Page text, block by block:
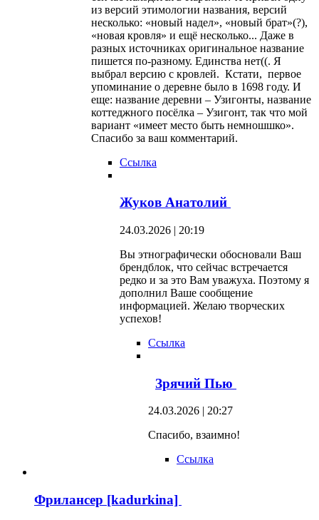
из версий этимологии названия, версий
несколько: «новый надел», «новый брат»(?),
«новая кровля» и ещё несколько... Даже в
разных источниках оригинальное название
пишется по-разному. Единства нет((. Я
выбрал версию с кровлей. Кстати, первое
упоминание о деревне было в 1698 году. И
еще: название деревни – Узигонты, название
коттеджного посёлка – Узигонт, так что мой
вариант «имеет место быть немношшко».
Спасибо за ваш комментарий.
Ссылка
Жуков Анатолий
24.03.2026 | 20:19
Вы этнографически обосновали Ваш
брендблок, что сейчас встречается
редко и за это Вам уважуха. Поэтому я
дополнил Ваше сообщение
информацией. Желаю творческих
успехов!
Ссылка
Зрячий Пью
24.03.2026 | 20:27
Спасибо, взаимно!
Ссылка
Фрилансер [kadurkina]